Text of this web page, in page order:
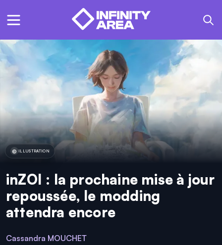
ILLUSTRATION
inZOI : la prochaine mise à jour
repoussée, le modding
attendra encore
Cassandra MOUCHET